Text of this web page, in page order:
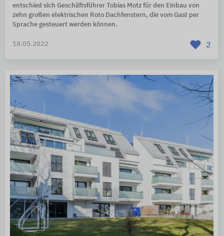
entschied sich Geschäftsführer Tobias Motz für den Einbau von
zehn großen elektrischen Roto Dachfenstern, die vom Gast per
Sprache gesteuert werden können.
18.05.2022 2